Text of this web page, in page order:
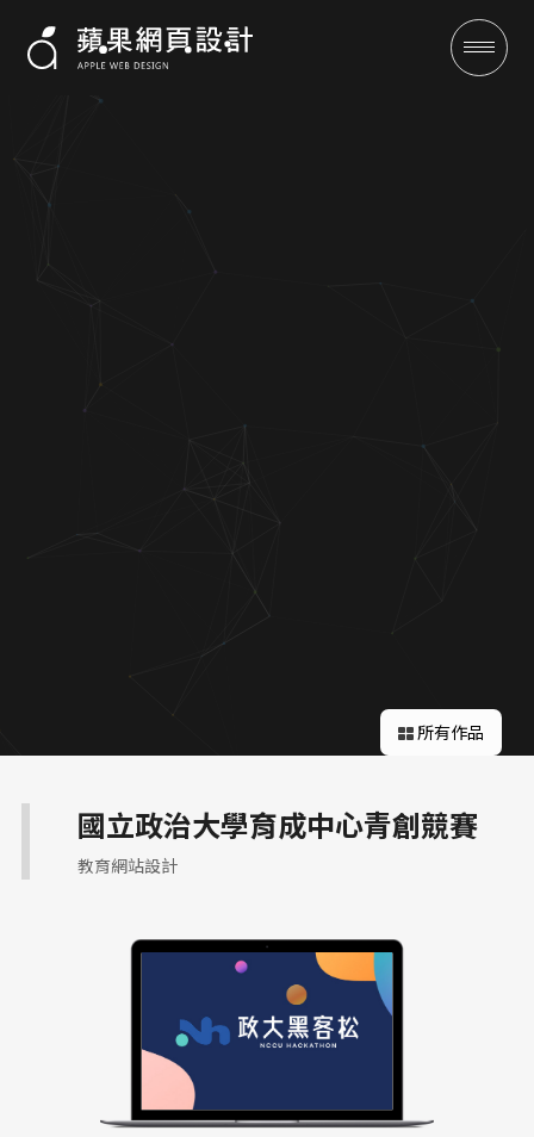
國立政治大學育成中心青創競
賽-RWD網站設計案例 | 蘋果網
所有作品
國立政治大學育成中心青創競賽
教育網站設計